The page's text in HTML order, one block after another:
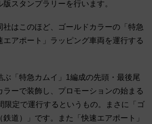
スタンプラリーを行います。
社はこのほど、ゴールドカラーの「特急
エアポート」ラッピング車両を運行する
ぶ「特急カムイ」1編成の先頭・最後尾
ラーで装飾し、プロモーションの始まる
限定で運行するというもの。まさに「ゴ
道）」です。また「快速エアポート」